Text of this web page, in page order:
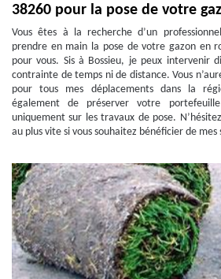
38260 pour la pose de votre
Vous êtes à la recherche d’un
prendre en main la pose de votre gazon en
pour vous. Sis à Bossieu, je peux intervenir
contrainte de temps ni de distance. Vous
pour tous mes déplacements dans la
également de préserver votre
uniquement sur les travaux de pose.
au plus vite si vous souhaitez bénéficier de mes